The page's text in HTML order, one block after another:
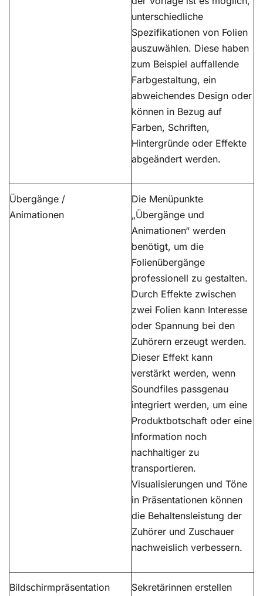
unterschiedliche
Spezifikationen von Folien
auszuwählen. Diese haben
zum Beispiel auffallende
Farbgestaltung, ein
abweichendes Design oder
können in Bezug auf
Farben, Schriften,
Hintergründe oder Effekte
abgeändert werden.
Übergänge /
Animationen
Die Menüpunkte
„Übergänge und
Animationen“ werden
benötigt, um die
Folienübergänge
professionell zu gestalten.
Durch Effekte zwischen
zwei Folien kann Interesse
oder Spannung bei den
Zuhörern erzeugt werden.
Dieser Effekt kann
verstärkt werden, wenn
Soundfiles passgenau
integriert werden, um eine
Produktbotschaft oder eine
Information noch
nachhaltiger zu
transportieren.
Visualisierungen und Töne
in Präsentationen können
die Behaltensleistung der
Zuhörer und Zuschauer
nachweislich verbessern.
Bildschirmpräsentation
Sekretärinnen erstellen